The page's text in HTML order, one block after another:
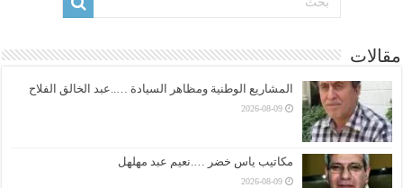
مقالات
المشاريع الوطنية ومظاهر السيادة …..عبد الخالق الفلاح
2026-08-09
مكاتيب ياس خضر ….نعيم عبد مهلهل
2026-08-09